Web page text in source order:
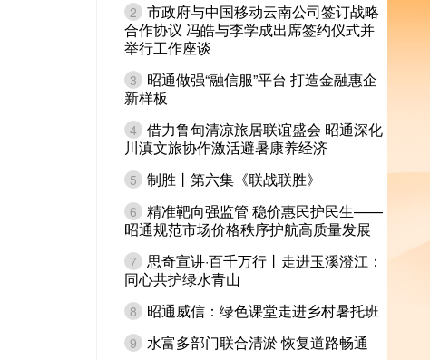
2 市政府与中国移动云南公司签订战略
合作协议 冯皓与李学成出席签约仪式并
举行工作座谈
3
昭通做强“融信服”平台 打造金融惠企
新样板
4 借力鲁甸清凉旅居联谊盛会 昭通深化
川滇文旅协作激活避暑康养经济
5 制胜丨第六集《联战联胜》
6 精准靶向强监管 稳价惠民护民生——
昭通规范市场价格秩序护航高质量发展
7 思奇宣讲·百千万行丨走进玉溪澄江：
同心共护绿水青山
8 昭通威信：绿色课堂走进乡村暑托班
9 水富多部门联合清淤 恢复道路畅通